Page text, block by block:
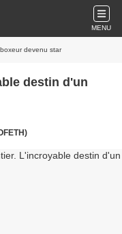
MENU
devenu star
destin d'un